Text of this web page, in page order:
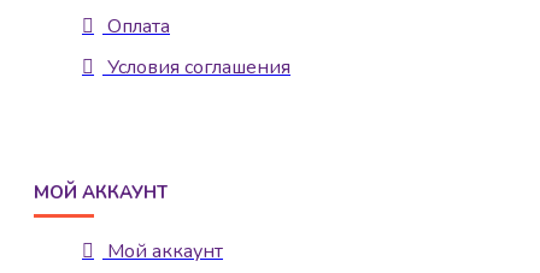
Оплата
Условия соглашения
МОЙ АККАУНТ
Мой аккаунт